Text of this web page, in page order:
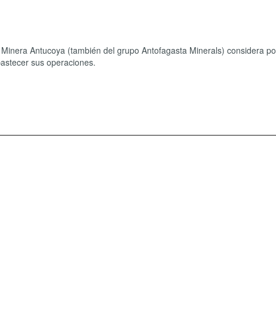
Antucoya (también del grupo Antofagasta Minerals) considera
sus operaciones.